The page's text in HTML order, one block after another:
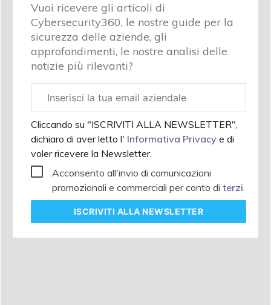
Vuoi ricevere gli articoli di
Cybersecurity360, le nostre guide per la
sicurezza delle aziende, gli
approfondimenti, le nostre analisi delle
notizie più rilevanti?
aziendale
Cliccando su "ISCRIVITI ALLA NEWSLETTER",
dichiaro di aver letto l' Informativa Privacy e di
voler ricevere la Newsletter.
Acconsento all'invio di comunicazioni
promozionali e commerciali per conto di terzi.
ISCRIVITI ALLA NEWSLETTER